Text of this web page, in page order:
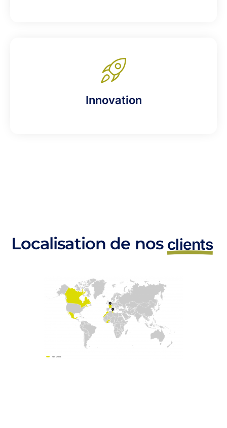
Innovation
Localisation de nos clients